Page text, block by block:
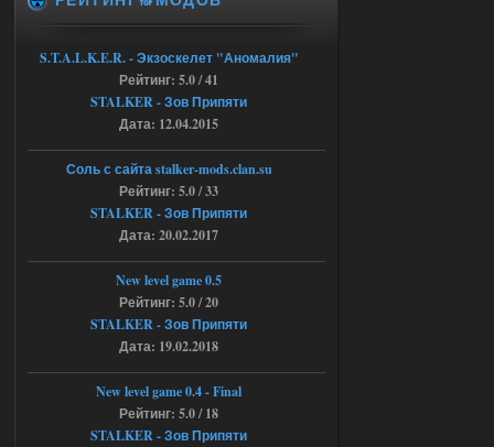
21:30
Dvoeshnik
Хорошая сборка, графон и
детали на высоте не так
мрачно как в других сборках, дождь
барабанит по металу это нечто. Люблю
хардкор по типу Dead Air но здесь он
компромисный не такой жесткий.
удержался взял его и ножичек. Забавно
получилось, благо тайники спасают.
Поигрался пока немного но уже оч
нравится как то так!
Lost Alpha Enhanced Edition 1.3 +
Stalker-Mods-Clan-su
Доступно только для пользователей
Ответить ➤
02.08.2026
S.T.A.L.K.E.R. - Экзоскелет "Аномалия"
Рейтинг: 5.0 / 41
STALKER - Зов Припяти
Дата: 12.04.2015
Соль с сайта stalker-mods.clan.su
Рейтинг: 5.0 / 33
STALKER - Зов Припяти
Дата: 20.02.2017
New level game 0.5
Рейтинг: 5.0 / 20
STALKER - Зов Припяти
Дата: 19.02.2018
New level game 0.4 - Final
Рейтинг: 5.0 / 18
STALKER - Зов Припяти